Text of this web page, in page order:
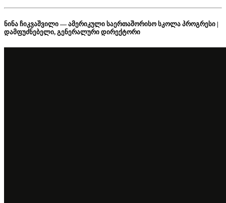
ნინა ჩიკვაშვილი — ამერიკული საერთაშორისო სკოლა პროგრესი |
დამფუძნებელი, გენერალური დირექტორი